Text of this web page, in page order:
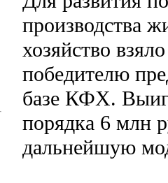
производства
хозяйство
победителю
базе КФХ.
порядка 6 млн
дальнейшую